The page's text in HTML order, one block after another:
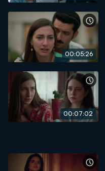
00:05:26
00:07:02